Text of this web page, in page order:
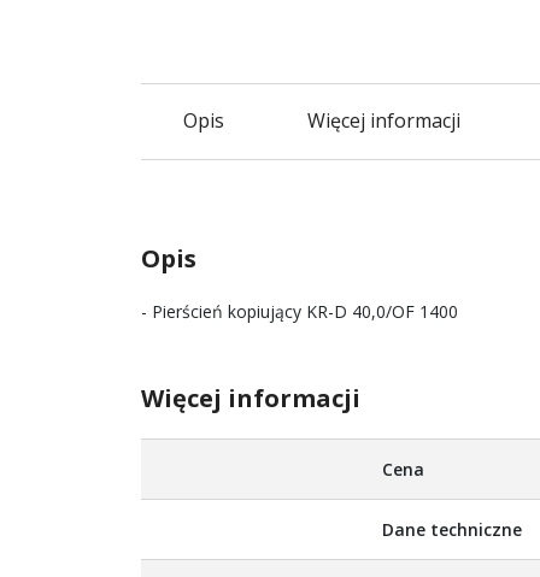
Opis Więcej informacji
Opis
- Pierścień kopiujący KR-D 40,0/OF 1400
Więcej informacji
Cena
Dane techniczne